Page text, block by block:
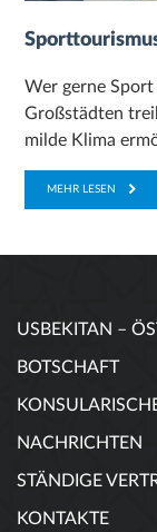
Wer gerne
Großstädten
milde Klima
MEHR LESEN
USBEKITAN –
BOTSCHAFT
NACHRICHTEN
STÄNDIGE
KONTAKTE